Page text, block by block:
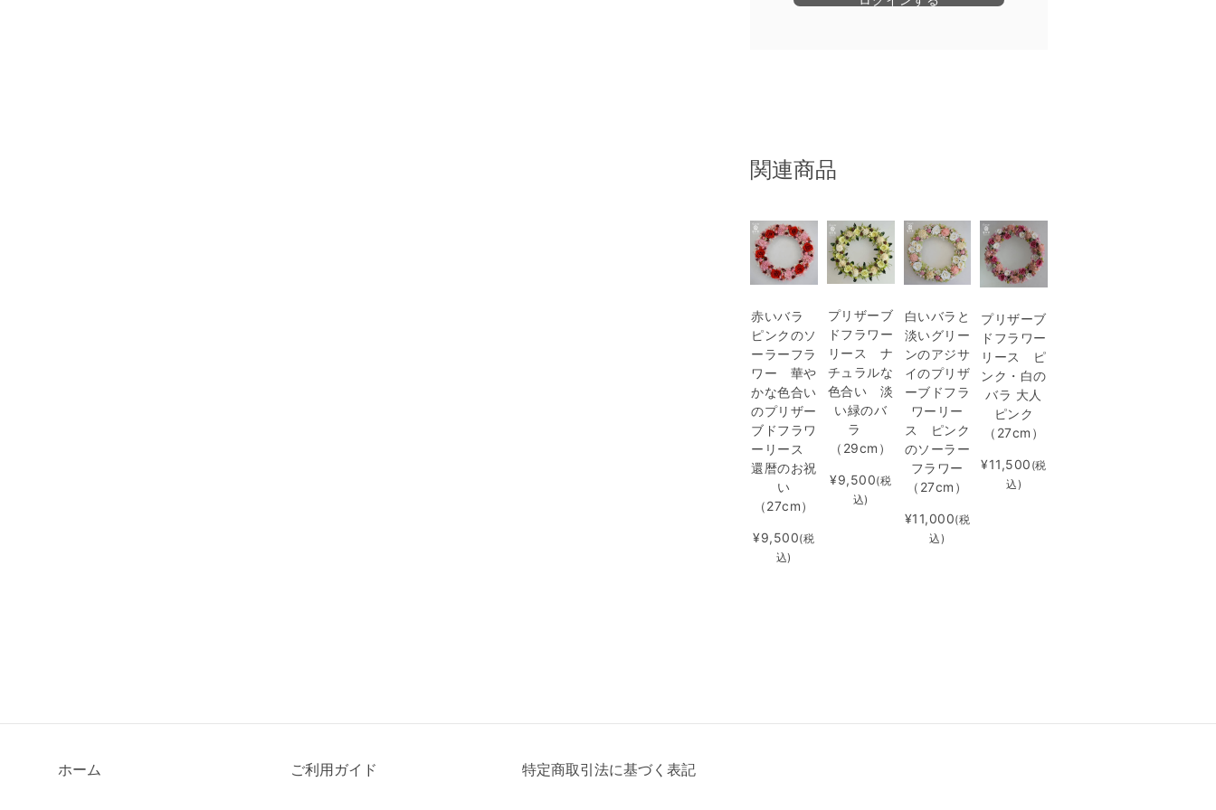
関連商品
赤いバラ
ピンクのソ
ーラーフラ
ワー 華や
かな色合い
のプリザー
ブドフラワ
ーリース
還暦のお祝
い
（27cm）
¥9,500(税
込)
プリザーブ
ドフラワー
リース ナ
チュラルな
色合い 淡
い緑のバ
ラ
（29cm）
¥9,500(税
込)
白いバラと
淡いグリー
ンのアジサ
イのプリザ
ーブドフラ
ワーリー
ス ピンク
のソーラー
フラワー
（27cm）
¥11,000(税
込)
プリザーブ
ドフラワー
リース ピ
ンク・白の
バラ 大人
ピンク
（27cm）
¥11,500 (税
込)
ホーム ご利用ガイド 特定商取引法に基づく表記